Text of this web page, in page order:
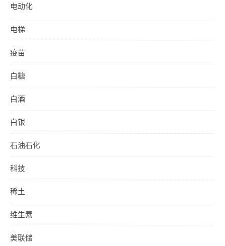
电动化
电梯
疫苗
白糖
白酒
白银
石油石化
科技
稀土
维生素
美联储